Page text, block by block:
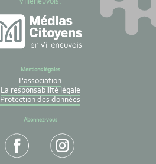
Mentions légales
L'association
La responsabilité légale
Protection des données
Abonnez-vous